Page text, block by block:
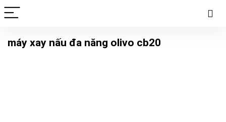
máy xay nấu đa năng olivo cb20